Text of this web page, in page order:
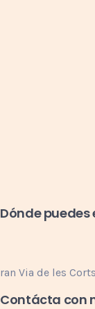
Dónde
Via de les
Contácta con